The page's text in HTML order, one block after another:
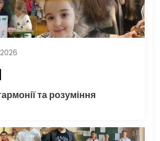
та розуміння